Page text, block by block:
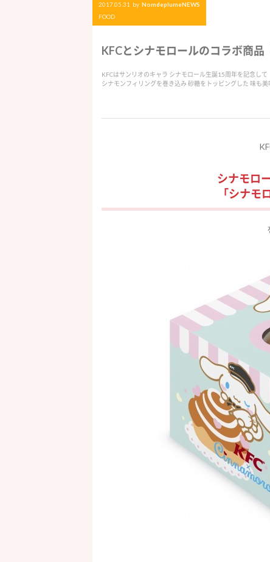
2017.05.31 by NomdeplumeNEWS
FOOD
KFCとシナモロールのコラボ商
KFCはサンリオのキャラ シナモロール生誕15周年を記念し
シナモンフィリングを巻き込み 砂糖をトッピングした 味も美
シナモロ
「シナモ